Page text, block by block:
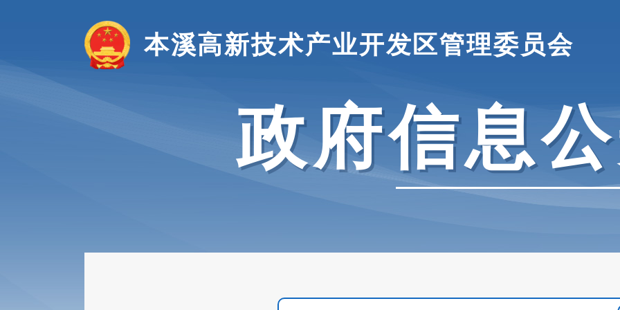
本溪高新技术产业开发区管理委员会
政府信息